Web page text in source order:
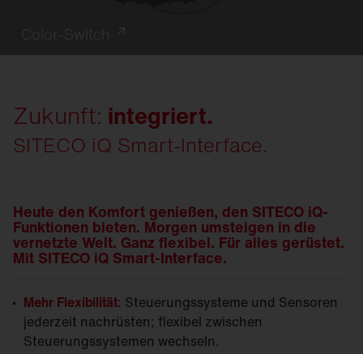
Color-Switch
Zukunft: integriert.
SITECO iQ Smart-Interface.
Heute den Komfort genießen, den SITECO iQ-
Funktionen bieten. Morgen umsteigen in die
vernetzte Welt. Ganz flexibel. Für alles gerüstet.
Mit SITECO iQ Smart-Interface.
Mehr Flexibilität: Steuerungssysteme und Sensoren
jederzeit nachrüsten; flexibel zwischen
Steuerungssystemen wechseln.